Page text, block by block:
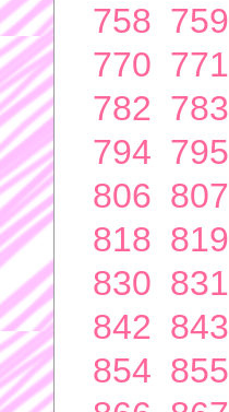
758 759
770 771
782 783
794 795
806 807
818 819
830 831
842 843
854 855